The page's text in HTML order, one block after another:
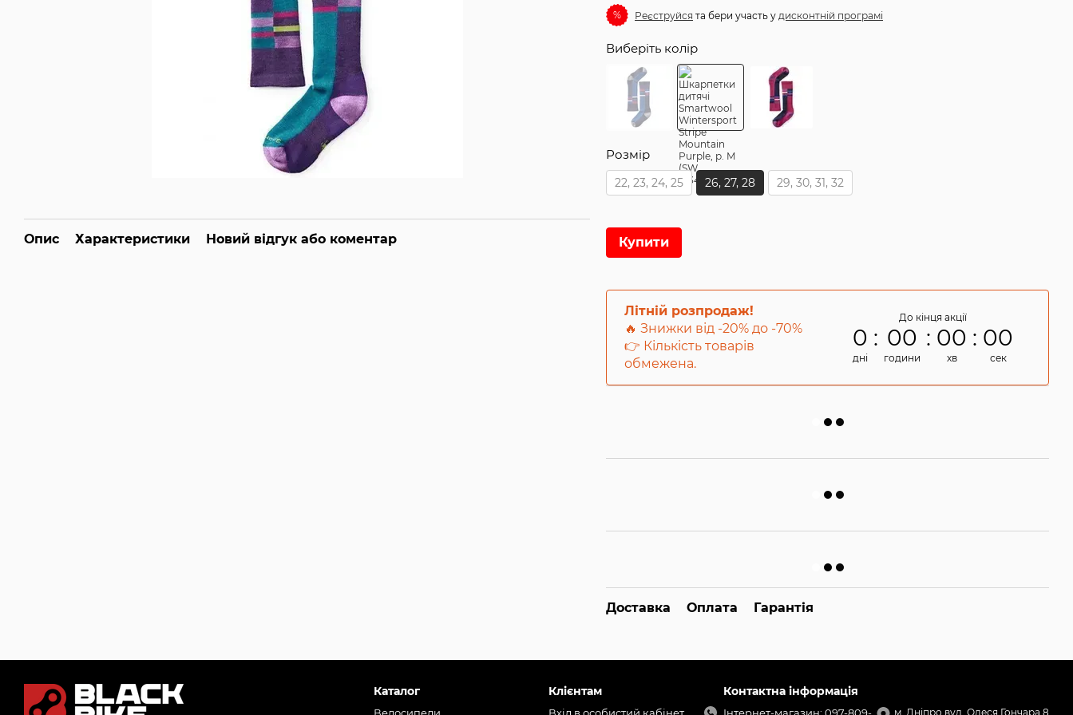
Опис Характеристики Новий відгук або коментар
% Реєструйся та бери участь у дисконтній програмі
Виберіть колір
Розмір
22, 23, 24, 25 26, 27, 28 29, 30, 31, 32
Купити
Літній розпродаж!
🔥 Знижки від -20% до -70%
👉 Кількість товарів
обмежена.
До кінця акції
0
дні
00
години
00
хв
00
сек
Доставка Оплата Гарантія
Каталог Клієнтам Контактна інформація
м. Дніпро вул. Олеся Гончара 8